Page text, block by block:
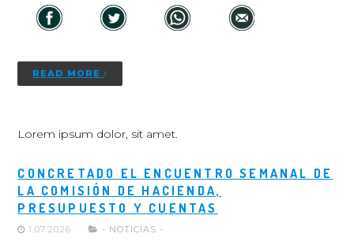
READ MORE
Lorem ipsum dolor, sit amet.
CONCRETADO EL ENCUENTRO SEMANAL DE
LA COMISIÓN DE HACIENDA,
PRESUPUESTO Y CUENTAS
1.07.2026 - NOTICIAS -